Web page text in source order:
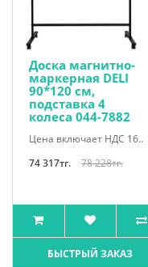
Доска магнитно-
маркерная DELI
90*120 см,
подставка 4
колеса 044-7882
Цена включает НДС 16..
74 317тг.
78 228тг.
БЫСТРЫЙ ЗАКАЗ